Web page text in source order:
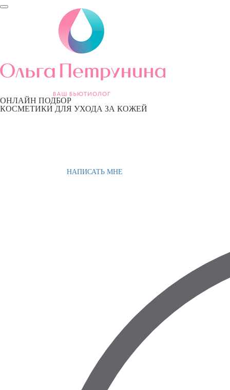
ОНЛАЙН ПОДБОР
КОСМЕТИКИ ДЛЯ УХОДА ЗА КОЖЕЙ
НАПИСАТЬ МНЕ